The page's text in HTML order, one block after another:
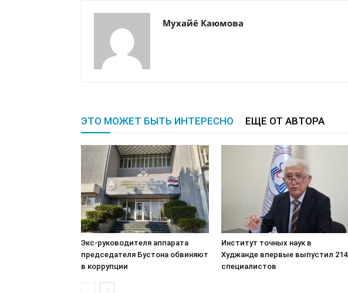
Мухайё Каюмова
ЭТО МОЖЕТ БЫТЬ ИНТЕРЕСНО ЕЩЕ ОТ АВТОРА
Экс-руководителя аппарата
председателя Бустона обвиняют
в коррупции
Институт точных наук в
Худжанде впервые выпустил 214
специалистов